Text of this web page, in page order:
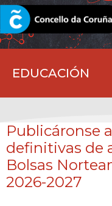
EDUCACIÓN
CORUNA.GAL
Publicáronse
definitivas de
Bolsas
2026-2027